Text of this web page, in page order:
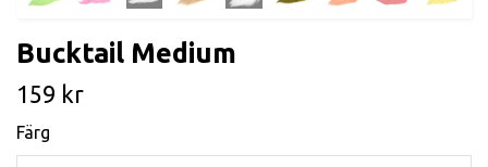
Bucktail Medium
159 kr
Färg